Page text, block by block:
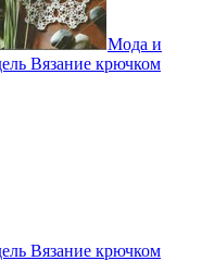
Мода и
Вязание крючком
Вязание крючком